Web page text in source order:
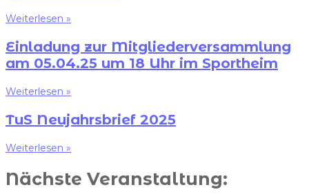
Weiterlesen »
Einladung zur Mitgliederversammlung
am 05.04.25 um 18 Uhr im Sportheim
Weiterlesen »
TuS Neujahrsbrief 2025
Weiterlesen »
Nächste Veranstaltung: